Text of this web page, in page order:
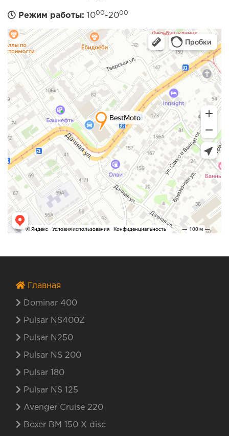
Режим работы: 1000-2000
Главная
Dominar 400
Pulsar NS400Z
Pulsar N250
Pulsar NS 200
Pulsar 180
Pulsar NS 125
Avenger Cruise 220
Boxer BM 150 X disc